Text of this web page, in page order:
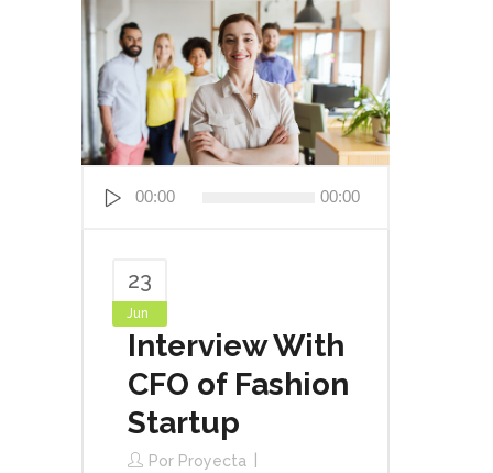
00:00 00:00
23
Jun
Interview With
CFO of Fashion
Startup
Por Proyecta